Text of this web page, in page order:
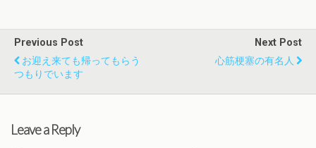
Previous Post
お迎え来ても帰ってもらう
つもりでいます
Next Post
心筋梗塞の有名人
Leave a Reply